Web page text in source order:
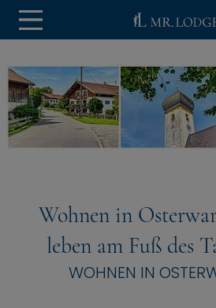
Wohnen in
leben am Fuß des
WOHNEN IN